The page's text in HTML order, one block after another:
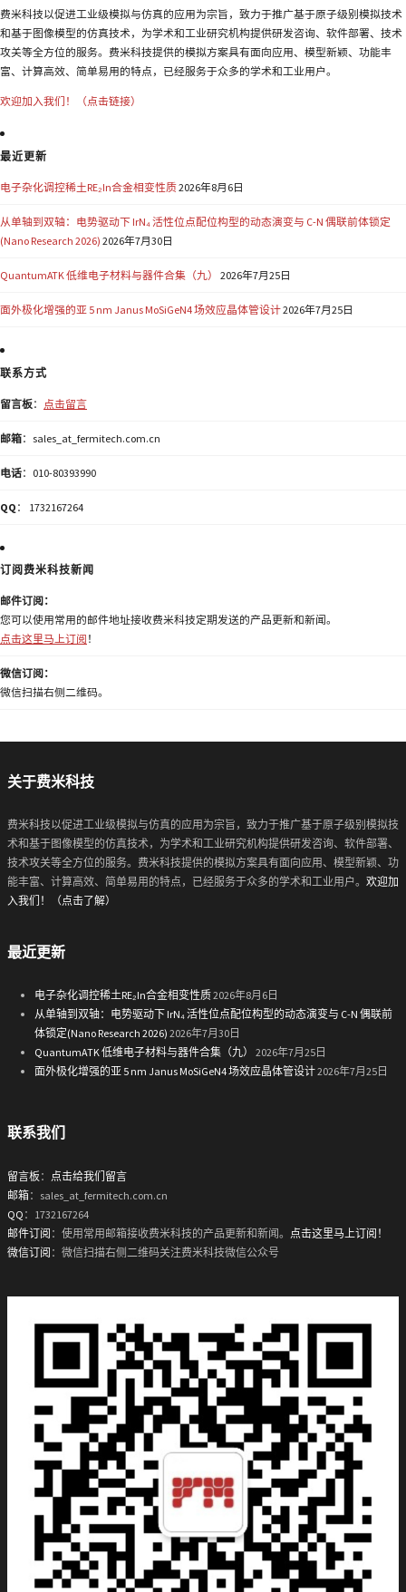
费米科技以促进工业级模拟与仿真的应用为宗旨，致力于推广基于原子级别模拟技术
和基于图像模型的仿真技术，为学术和工业研究机构提供研发咨询、软件部署、技术
攻关等全方位的服务。费米科技提供的模拟方案具有面向应用、模型新颖、功能丰
富、计算高效、简单易用的特点，已经服务于众多的学术和工业用户。
欢迎加入我们！（点击链接）
最近更新
电子杂化调控稀土RE₂In合金相变性质2026年8月6日
从单轴到双轴：电势驱动下 IrN₄ 活性位点配位构型的动态演变与 C-N 偶联前体锁定
(Nano Research 2026) 2026年7月30日
QuantumATK 低维电子材料与器件合集（九） 2026年7月25日
面外极化增强的亚 5 nm Janus MoSiGeN4 场效应晶体管设计2026年7月25日
联系方式
留言板： 点击留言
邮箱：sales_at_fermitech.com.cn
电话：010-80393990
QQ ： 1732167264
订阅费米科技新闻
邮件订阅：
您可以使用常用的邮件地址接收费米科技定期发送的产品更新和新闻。
点击这里马上订阅 ！
微信订阅：
微信扫描右侧二维码。
关于费米科技
费米科技以促进工业级模拟与仿真的应用为宗旨，致力于推广基于原子级别模拟技
术和基于图像模型的仿真技术，为学术和工业研究机构提供研发咨询、软件部署、
技术攻关等全方位的服务。费米科技提供的模拟方案具有面向应用、模型新颖、功
能丰富、计算高效、简单易用的特点，已经服务于众多的学术和工业用户。 欢迎加
入我们！（点击了解）
最近更新
电子杂化调控稀土RE₂In合金相变性质2026年8月6日
从单轴到双轴：电势驱动下 IrN₄ 活性位点配位构型的动态演变与 C-N 偶联前
体锁定(Nano Research 2026) 2026年7月30日
QuantumATK 低维电子材料与器件合集（九）
2026年7月25日
面外极化增强的亚 5 nm Janus MoSiGeN4 场效应晶体管设计2026年7月25日
联系我们
留言板 ： 点击给我们留言
邮箱：sales_at_fermitech.com.cn
QQ ：1732167264
邮件订阅 ：使用常用邮箱接收费米科技的产品更新和新闻。 点击这里马上订阅！
微信订阅 ：微信扫描右侧二维码关注费米科技微信公众号